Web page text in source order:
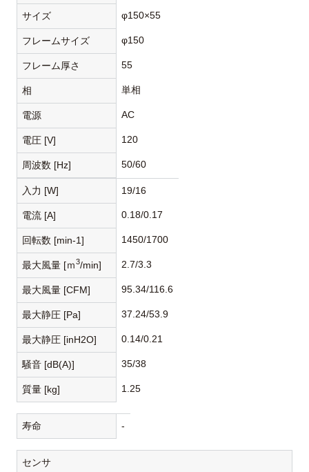
サイズ φ150×55
フレームサイズ φ150
フレーム厚さ 55
相 単相
電源 AC
電圧 [V] 120
周波数 [Hz] 50/60
入力 [W] 19/16
電流 [A] 0.18/0.17
回転数 [min-1] 1450/1700
最大風量 [ｍ3/min] 2.7/3.3
最大風量 [CFM] 95.34/116.6
最大静圧 [Pa] 37.24/53.9
最大静圧 [inH2O] 0.14/0.21
騒音 [dB(A)] 35/38
質量 [kg] 1.25
寿命 -
センサ